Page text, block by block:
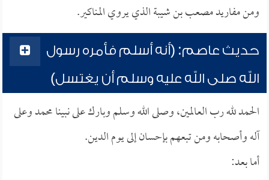
ومن مفاريد مصعب بن شيبة الذي يروي المناكير.
حديث عاصم: (أنه أسلم فأمره رسول
الله صلى الله عليه وسلم أن يغتسل)
الحمد لله رب العالمين، وصلى الله وسلم وبارك على نبينا محمد وعلى
آله وأصحابه ومن تبعهم بإحسان إلى يوم الدين.
أما بعد: